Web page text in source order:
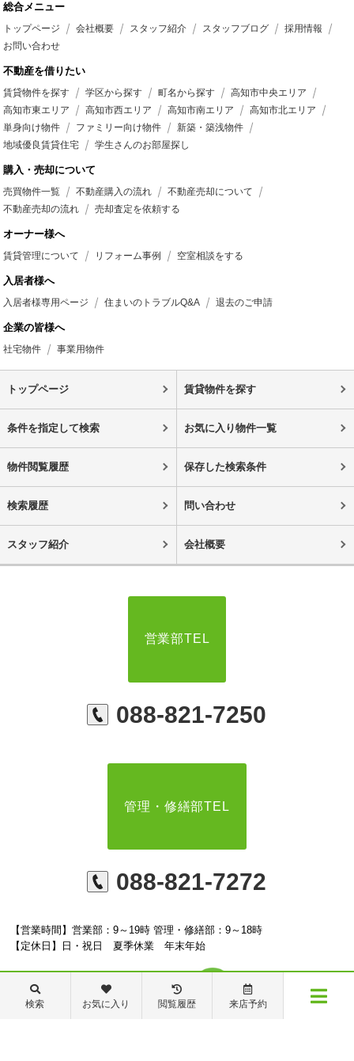
総合メニュー
トップページ 会社概要 スタッフ紹介 スタッフブログ
採用情報
お問い合わせ
不動産を借りたい
賃貸物件を探す 学区から探す 町名から探す
高知市中央エリア
高知市東エリア
高知市西エリア 高知市南エリア
高知市北エリア
単身向け物件
ファミリー向け物件
新築・築浅物件
地域優良賃貸住宅
学生さんのお部屋探し
購入・売却について
売買物件一覧 不動産購入の流れ
不動産売却について
不動産売却の流れ
売却査定を依頼する
オーナー様へ
賃貸管理について リフォーム事例 空室相談をする
入居者様へ
入居者様専用ページ 住まいのトラブルQ&A 退去のご申請
企業の皆様へ
社宅物件 事業用物件
トップページ 賃貸物件を探す
条件を指定して検索 お気に入り物件一覧
物件閲覧履歴 保存した検索条件
検索履歴 問い合わせ
スタッフ紹介 会社概要
営業部TEL
088-821-7250
管理・修繕部TEL
088-821-7272
【営業時間】営業部：9～19時 管理・修繕部：9～18時
【定休日】日・祝日 夏季休業 年末年始
検索 お気に入り 閲覧履歴 来店予約